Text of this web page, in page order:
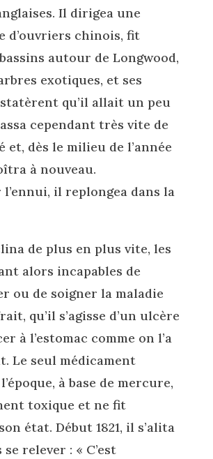
Il dirigea une
d’ouvriers chinois, fit
autour de Longwood,
exotiques, et ses
qu’il allait un peu
cependant très vite de
dès le milieu de l’année
à nouveau.
il replongea dans la
de plus en plus vite, les
alors incapables de
ou de soigner la maladie
qu’il s’agisse d’un ulcère
à l’estomac comme on l’a
Le seul médicament
à base de mercure,
toxique et ne fit
état. Début 1821, il s’alita
relever : « C’est